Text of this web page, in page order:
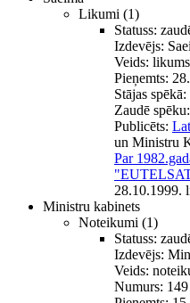
Likumi (1)
Statuss:
Izdevējs:
Veids: likums
Pieņemts:
Stājas spēkā:
Zaudē spēku:
Publicēts:
un Ministru
Par
28.10.1999.
Ministru kabinets
Noteikumi (1)
Statuss:
Izdevējs:
Veids:
Numurs: 149